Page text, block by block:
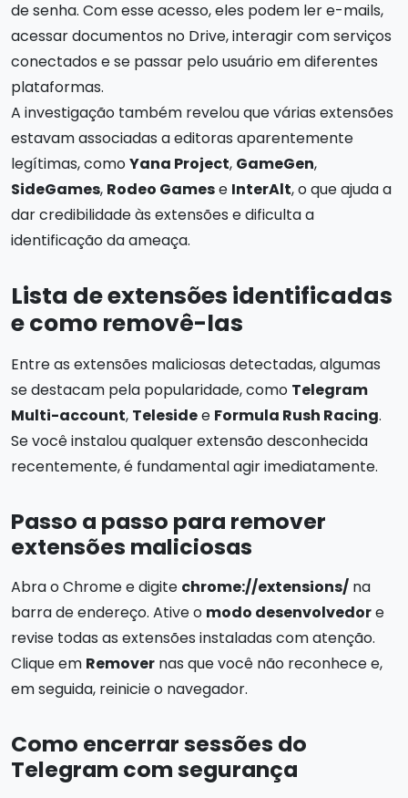
de senha. Com esse acesso, eles podem ler e-mails,
acessar documentos no Drive, interagir com serviços
conectados e se passar pelo usuário em diferentes
plataformas.
A investigação também revelou que várias extensões
estavam associadas a editoras aparentemente
legítimas, comoYana Project, GameGen,
SideGames, Rodeo Gamese InterAlt, o que ajuda a
dar credibilidade às extensões e dificulta a
identificação da ameaça.
Lista de extensões identificadas
e como removê-las
Entre as extensões maliciosas detectadas, algumas
se destacam pela popularidade, como Telegram
Multi-account, Telesidee Formula Rush Racing.
Se você instalou qualquer extensão desconhecida
recentemente, é fundamental agir imediatamente.
Passo a passo para remover
extensões maliciosas
Abra o Chrome e digite chrome://extensions/ na
barra de endereço. Ative o modo desenvolvedore
revise todas as extensões instaladas com atenção.
Clique em Remover nas que você não reconhece e,
em seguida, reinicie o navegador.
Como encerrar sessões do
Telegram com segurança